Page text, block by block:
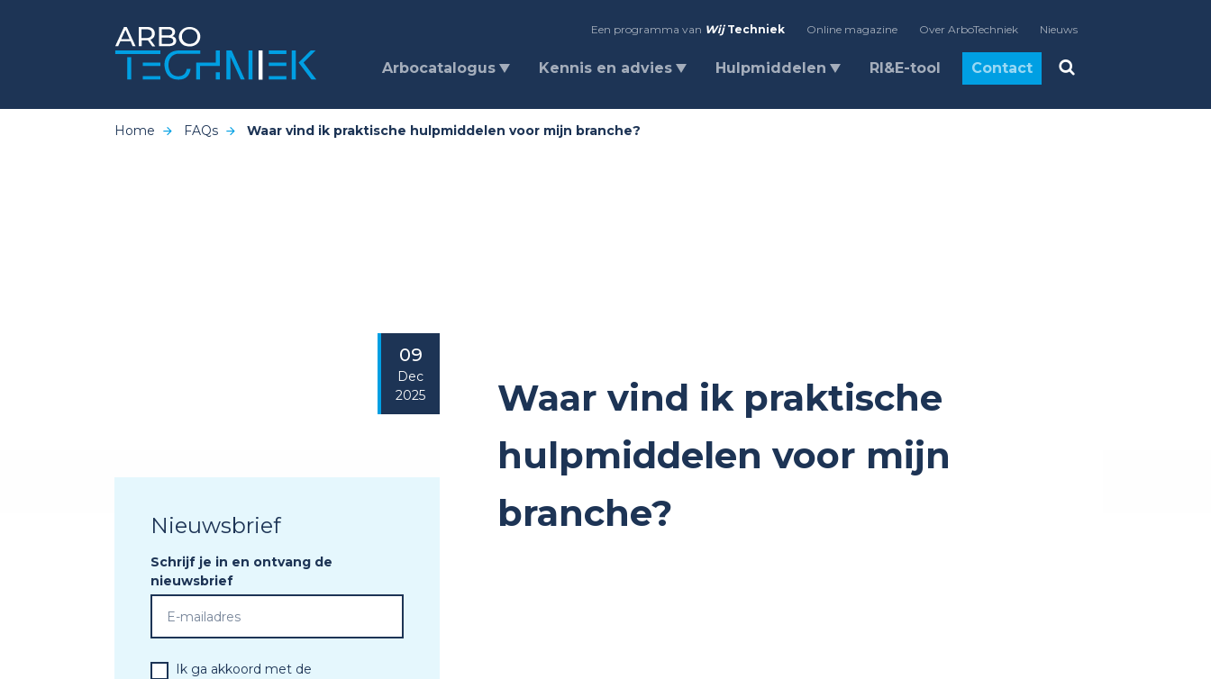
Een programma van Wij Techniek Online magazine Over ArboTechniek Nieuws
Arbocatalogus Kennis en advies Hulpmiddelen RI&E-tool Contact
Home FAQs Waar vind ik praktische hulpmiddelen voor mijn branche?
09
Dec
2025
Waar vind ik praktische
hulpmiddelen voor mijn
branche?
Nieuwsbrief
Schrijf je in en ontvang de
nieuwsbrief
Ik ga akkoord met de